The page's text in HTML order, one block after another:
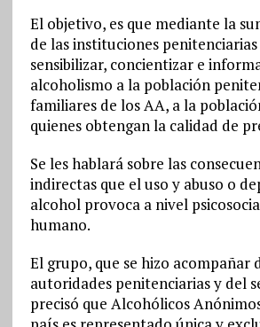
El objetivo, es que mediante la
de las instituciones
sensibilizar, concientizar e
alcoholismo a la población
familiares de los AA, a la
quienes obtengan la calidad de
Se les hablará sobre las
indirectas que el uso y abuso o
alcohol provoca a nivel
humano.
El grupo, que se hizo acompañar
autoridades penitenciarias y del
precisó que Alcohólicos